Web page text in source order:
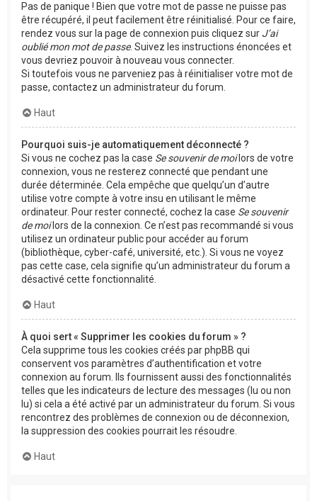
Pas de panique ! Bien que votre mot de passe ne puisse pas
être récupéré, il peut facilement être réinitialisé. Pour ce faire,
rendez vous sur la page de connexion puis cliquez sur J’ai
oublié mon mot de passe. Suivez les instructions énoncées et
vous devriez pouvoir à nouveau vous connecter.
Si toutefois vous ne parveniez pas à réinitialiser votre mot de
passe, contactez un administrateur du forum.
Haut
Pourquoi suis-je automatiquement déconnecté ?
Si vous ne cochez pas la case Se souvenir de moilors de votre
connexion, vous ne resterez connecté que pendant une
durée déterminée. Cela empêche que quelqu’un d’autre
utilise votre compte à votre insu en utilisant le même
ordinateur. Pour rester connecté, cochez la case Se souvenir
de moilors de la connexion. Ce n’est pas recommandé si vous
utilisez un ordinateur public pour accéder au forum
(bibliothèque, cyber-café, université, etc.). Si vous ne voyez
pas cette case, cela signifie qu’un administrateur du forum a
désactivé cette fonctionnalité.
Haut
À quoi sert « Supprimer les cookies du forum » ?
Cela supprime tous les cookies créés par phpBB qui
conservent vos paramètres d’authentification et votre
connexion au forum. Ils fournissent aussi des fonctionnalités
telles que les indicateurs de lecture des messages (lu ou non
lu) si cela a été activé par un administrateur du forum. Si vous
rencontrez des problèmes de connexion ou de déconnexion,
la suppression des cookies pourrait les résoudre.
Haut